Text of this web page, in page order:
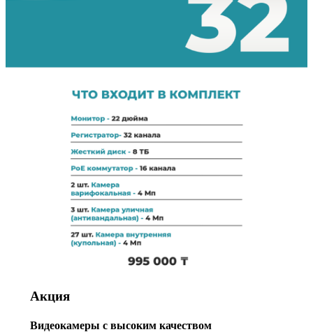
Акция
Видеокамеры с высоким качеством